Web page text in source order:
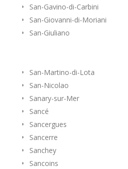
San-Gavino-di-Carbini
San-Giovanni-di-Moriani
San-Giuliano
San-Martino-di-Lota
San-Nicolao
Sanary-sur-Mer
Sancé
Sancergues
Sancerre
Sanchey
Sancoins